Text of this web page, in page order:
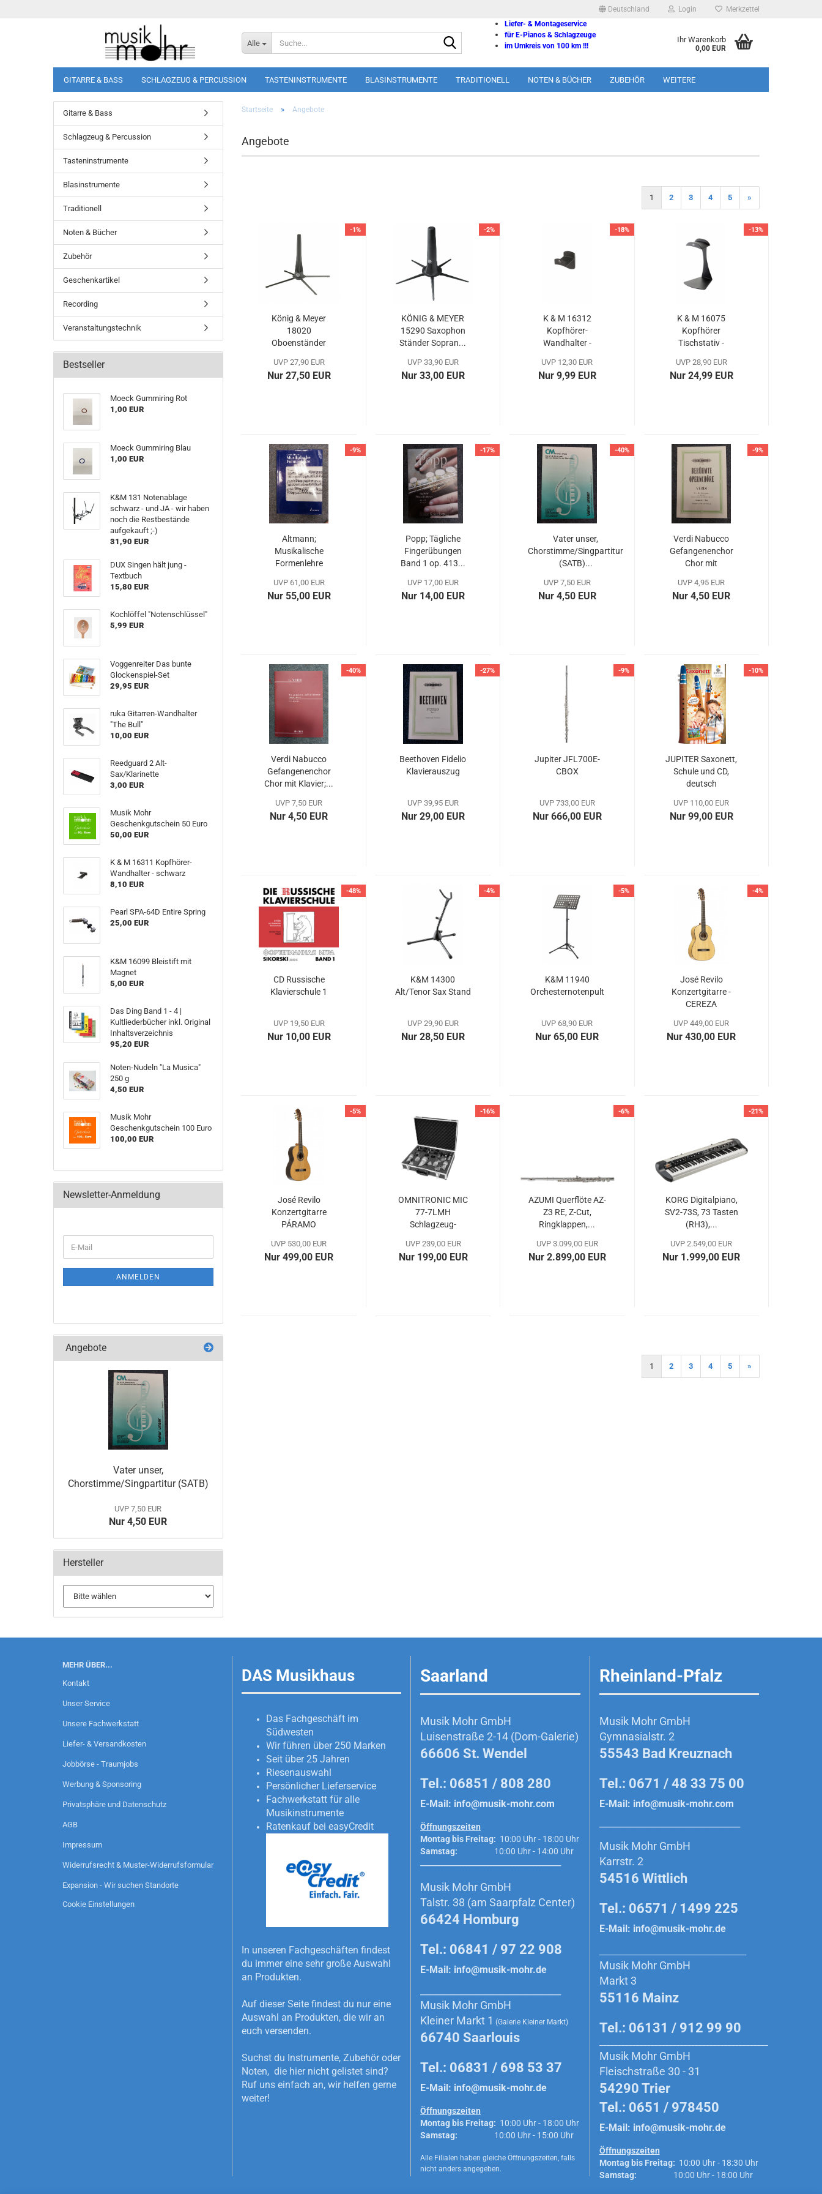
Deutschland Login Merkzettel
Alle
Liefer- & Montageservice
für E-Pianos & Schlagzeuge
im Umkreis von 100 km !!!
Ihr Warenkorb
0,00 EUR
GITARRE & BASS SCHLAGZEUG & PERCUSSION TASTENINSTRUMENTE BLASINSTRUMENTE TRADITIONELL NOTEN & BÜCHER ZUBEHÖR WEITERE
Startseite » Angebote
Angebote
1 2 3 4 5 »
-1%
König & Meyer
18020
Oboenständer
UVP 27,90 EUR
Nur 27,50 EUR
-2%
KÖNIG & MEYER
15290 Saxophon
Ständer Sopran...
UVP 33,90 EUR
Nur 33,00 EUR
-18%
K & M 16312
Kopfhörer-
Wandhalter -
UVP 12,30 EUR
Nur 9,99 EUR
-13%
K & M 16075
Kopfhörer
Tischstativ -
UVP 28,90 EUR
Nur 24,99 EUR
-9%
Altmann;
Musikalische
Formenlehre
UVP 61,00 EUR
Nur 55,00 EUR
-17%
Popp; Tägliche
Fingerübungen
Band 1 op. 413...
UVP 17,00 EUR
Nur 14,00 EUR
-40%
Vater unser,
Chorstimme/Singpartitur
(SATB)...
UVP 7,50 EUR
Nur 4,50 EUR
-9%
Verdi Nabucco
Gefangenenchor
Chor mit
UVP 4,95 EUR
Nur 4,50 EUR
-40%
Verdi Nabucco
Gefangenenchor
Chor mit Klavier;...
UVP 7,50 EUR
Nur 4,50 EUR
-27%
Beethoven Fidelio
Klavierauszug
UVP 39,95 EUR
Nur 29,00 EUR
-9%
Jupiter JFL700E-
CBOX
UVP 733,00 EUR
Nur 666,00 EUR
-10%
JUPITER Saxonett,
Schule und CD,
deutsch
UVP 110,00 EUR
Nur 99,00 EUR
-48%
CD Russische
Klavierschule 1
UVP 19,50 EUR
Nur 10,00 EUR
-4%
K&M 14300
Alt/Tenor Sax Stand
UVP 29,90 EUR
Nur 28,50 EUR
-5%
K&M 11940
Orchesternotenpult
UVP 68,90 EUR
Nur 65,00 EUR
-4%
José Revilo
Konzertgitarre -
CEREZA
UVP 449,00 EUR
Nur 430,00 EUR
-5%
José Revilo
Konzertgitarre
PÁRAMO
UVP 530,00 EUR
Nur 499,00 EUR
-16%
OMNITRONIC MIC
77-7LMH
Schlagzeug-
UVP 239,00 EUR
Nur 199,00 EUR
-6%
AZUMI Querflöte AZ-
Z3 RE, Z-Cut,
Ringklappen,...
UVP 3.099,00 EUR
Nur 2.899,00 EUR
-21%
KORG Digitalpiano,
SV2-73S, 73 Tasten
(RH3),...
UVP 2.549,00 EUR
Nur 1.999,00 EUR
1 2 3 4 5 »
Gitarre & Bass
Schlagzeug & Percussion
Tasteninstrumente
Blasinstrumente
Traditionell
Noten & Bücher
Zubehör
Geschenkartikel
Recording
Veranstaltungstechnik
Bestseller
Moeck Gummiring Rot
1,00 EUR
Moeck Gummiring Blau
1,00 EUR
K&M 131 Notenablage
schwarz - und JA - wir haben
noch die Restbestände
aufgekauft ;-)
31,90 EUR
DUX Singen hält jung -
Textbuch
15,80 EUR
Kochlöffel "Notenschlüssel"
5,99 EUR
Voggenreiter Das bunte
Glockenspiel-Set
29,95 EUR
ruka Gitarren-Wandhalter
"The Bull"
10,00 EUR
Reedguard 2 Alt-
Sax/Klarinette
3,00 EUR
Musik Mohr
Geschenkgutschein 50 Euro
50,00 EUR
K & M 16311 Kopfhörer-
Wandhalter - schwarz
8,10 EUR
Pearl SPA-64D Entire Spring
25,00 EUR
K&M 16099 Bleistift mit
Magnet
5,00 EUR
Das Ding Band 1 - 4 |
Kultliederbücher inkl. Original
Inhaltsverzeichnis
95,20 EUR
Noten-Nudeln "La Musica"
250 g
4,50 EUR
Musik Mohr
Geschenkgutschein 100 Euro
100,00 EUR
Newsletter-Anmeldung
ZUR
E-
Mail
ANMELDEN
Angebote
Vater unser,
Chorstimme/Singpartitur (SATB)
UVP 7,50 EUR
Nur 4,50 EUR
Hersteller
MEHR ÜBER...
Kontakt
Unser Service
Unsere Fachwerkstatt
Liefer- & Versandkosten
Jobbörse - Traumjobs
Werbung & Sponsoring
Privatsphäre und Datenschutz
AGB
Impressum
Widerrufsrecht & Muster-Widerrufsformular
Expansion - Wir suchen Standorte
Cookie Einstellungen
DAS Musikhaus
Das Fachgeschäft im
Südwesten
Wir führen über 250 Marken
Seit über 25 Jahren
Riesenauswahl
Persönlicher Lieferservice
Fachwerkstatt für alle
Musikinstrumente
Ratenkauf bei easyCredit
In unseren Fachgeschäften findest
du immer eine sehr große Auswahl
an Produkten.
Auf dieser Seite findest du nur eine
Auswahl an Produkten, die wir an
euch versenden.
Suchst du Instrumente, Zubehör oder
Noten, die hier nicht gelistet sind?
Ruf uns einfach an, wir helfen gerne
weiter!
Saarland
Musik Mohr GmbH
Luisenstraße 2-14 (Dom-Galerie)
66606 St. Wendel
Tel.: 06851 / 808 280
E-Mail: info@musik-mohr.com
Öffnungszeiten
Montag bis Freitag: 10:00 Uhr - 18:00 Uhr
Samstag: 10:00 Uhr - 14:00 Uhr
Musik Mohr GmbH
Talstr. 38 (am Saarpfalz Center)
66424 Homburg
Tel.: 06841 / 97 22 908
E-Mail: info@musik-mohr.de
Musik Mohr GmbH
Kleiner Markt 1 (Galerie Kleiner Markt)
66740 Saarlouis
Tel.: 06831 / 698 53 37
E-Mail: info@musik-mohr.de
Öffnungszeiten
Montag bis Freitag: 10:00 Uhr - 18:00 Uhr
Samstag: 10:00 Uhr - 15:00 Uhr
Alle Filialen haben gleiche Öffnungszeiten, falls
nicht anders angegeben.
Rheinland-Pfalz
Musik Mohr GmbH
Gymnasialstr. 2
55543 Bad Kreuznach
Tel.: 0671 / 48 33 75 00
E-Mail: info@musik-mohr.com
Musik Mohr GmbH
Karrstr. 2
54516 Wittlich
Tel.: 06571 / 1499 225
E-Mail: info@musik-mohr.de
Musik Mohr GmbH
Markt 3
55116 Mainz
Tel.: 06131 / 912 99 90
Musik Mohr GmbH
Fleischstraße 30 - 31
54290 Trier
Tel.: 0651 / 978450
E-Mail: info@musik-mohr.de
Öffnungszeiten
Montag bis Freitag: 10:00 Uhr - 18:30 Uhr
Samstag: 10:00 Uhr - 18:00 Uhr